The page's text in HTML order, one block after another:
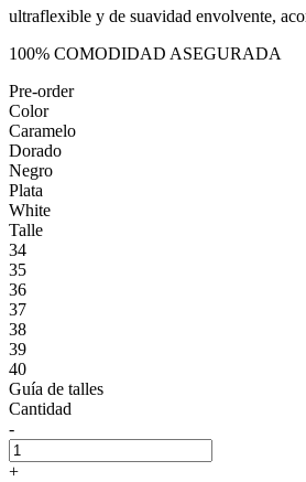
ultraflexible y de suavidad envolvente,
100% COMODIDAD ASEGURADA
Pre-order
Color
Caramelo
Dorado
Negro
Plata
White
Talle
34
35
36
37
38
39
40
Guía de talles
Cantidad
-
+